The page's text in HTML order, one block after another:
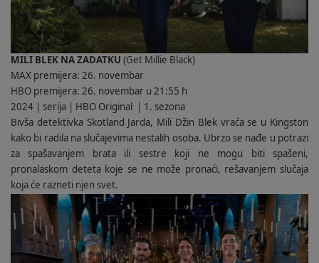
MILI BLEK NA ZADATKU (Get Millie Black)
MAX premijera: 26. novembar
HBO premijera: 26. novembar u 21:55 h
2024 | serija | HBO Original | 1. sezona
Bivša detektivka Skotland Jarda, Mili Džin Blek vraća se u Kingston
kako bi radila na slučajevima nestalih osoba. Ubrzo se nađe u potrazi
za spašavanjem brata ili sestre koji ne mogu biti spašeni,
pronalaskom deteta koje se ne može pronaći, rešavanjem slučaja
koja će razneti njen svet.